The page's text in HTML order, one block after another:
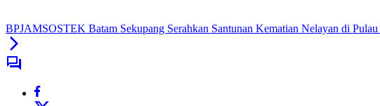
BPJAMSOSTEK Batam Sekupang Serahkan Santunan Kematian Nelayan di